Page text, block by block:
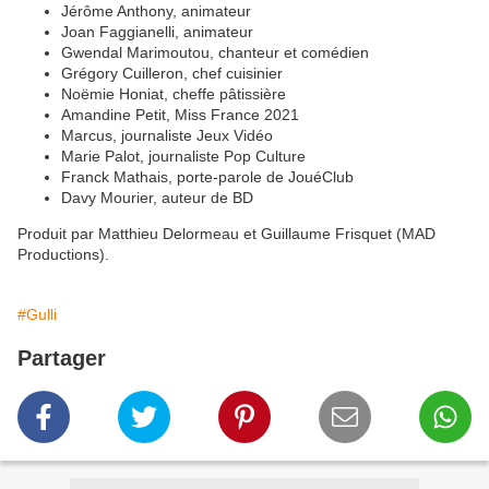
Jérôme Anthony, animateur
Joan Faggianelli, animateur
Gwendal Marimoutou, chanteur et comédien
Grégory Cuilleron, chef cuisinier
Noëmie Honiat, cheffe pâtissière
Amandine Petit, Miss France 2021
Marcus, journaliste Jeux Vidéo
Marie Palot, journaliste Pop Culture
Franck Mathais, porte-parole de JouéClub
Davy Mourier, auteur de BD
Produit par Matthieu Delormeau et Guillaume Frisquet (MAD
Productions).
#Gulli
Partager